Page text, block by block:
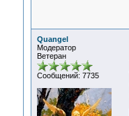
Quangel
Модератор
Ветеран
Сообщений: 7735